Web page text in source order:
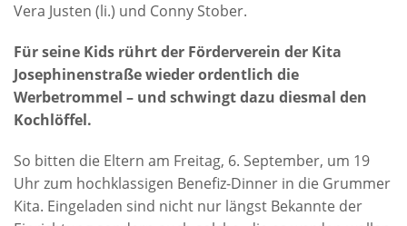
Vera Justen (li.) und Conny Stober.
Für seine Kids rührt der Förderverein der Kita
Josephinenstraße wieder ordentlich die
Werbetrommel – und schwingt dazu diesmal den
Kochlöffel.
So bitten die Eltern am Freitag, 6. September, um 19
Uhr zum hochklassigen Benefiz-Dinner in die Grummer
Kita. Eingeladen sind nicht nur längst Bekannte der